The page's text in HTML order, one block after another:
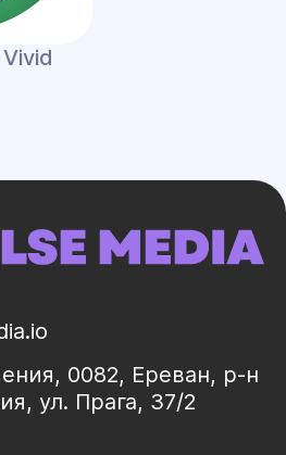
0082, Ереван, р-н
ул. Прага, 37/2